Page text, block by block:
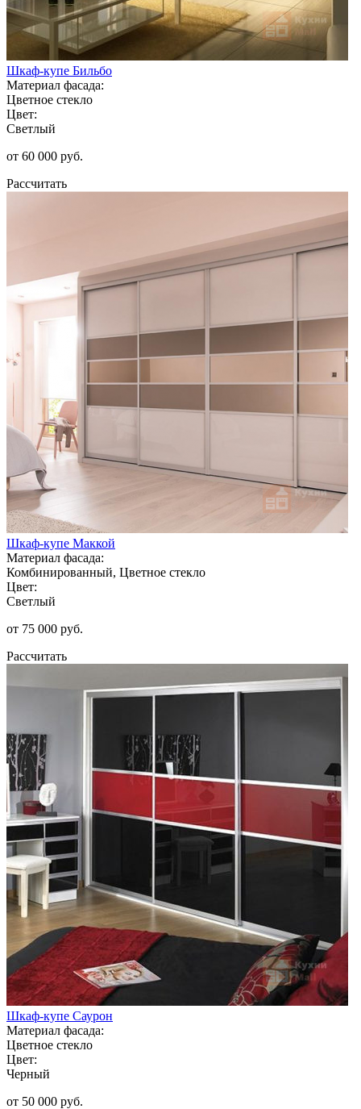
Шкаф-купе Бильбо
Материал фасада:
Цветное стекло
Цвет:
Светлый
от 60 000 руб.
Рассчитать
Шкаф-купе Маккой
Материал фасада:
Комбинированный, Цветное стекло
Цвет:
Светлый
от 75 000 руб.
Рассчитать
Шкаф-купе Саурон
Материал фасада:
Цветное стекло
Цвет:
Черный
от 50 000 руб.